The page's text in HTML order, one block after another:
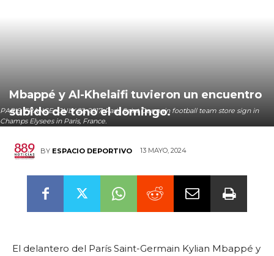
PARIS, FRANCE - JULY 22, 2017: Paris Saint Germain football team store sign in
Champs Elysees in Paris, France.
Mbappé y Al-Khelaifi tuvieron un encuentro
subido de tono el domingo.
BY ESPACIO DEPORTIVO 13 MAYO, 2024
El delantero del París Saint-Germain Kylian Mbappé y